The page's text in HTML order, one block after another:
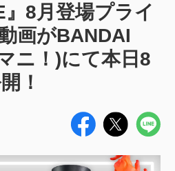
』8月登場プライ
画がBANDAI
ニ！)にて本日8
！